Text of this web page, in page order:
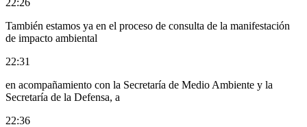
También estamos ya en el proceso de consulta de la manifestación
de impacto ambiental
22:31
en acompañamiento con la Secretaría de Medio Ambiente y la
Secretaría de la Defensa, a
22:36